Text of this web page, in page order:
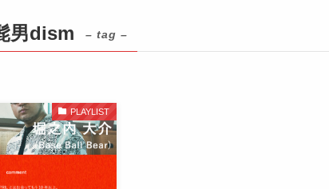
男dism – tag –
PLAYLIST